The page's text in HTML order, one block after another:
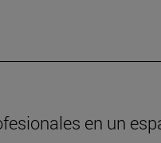
en un